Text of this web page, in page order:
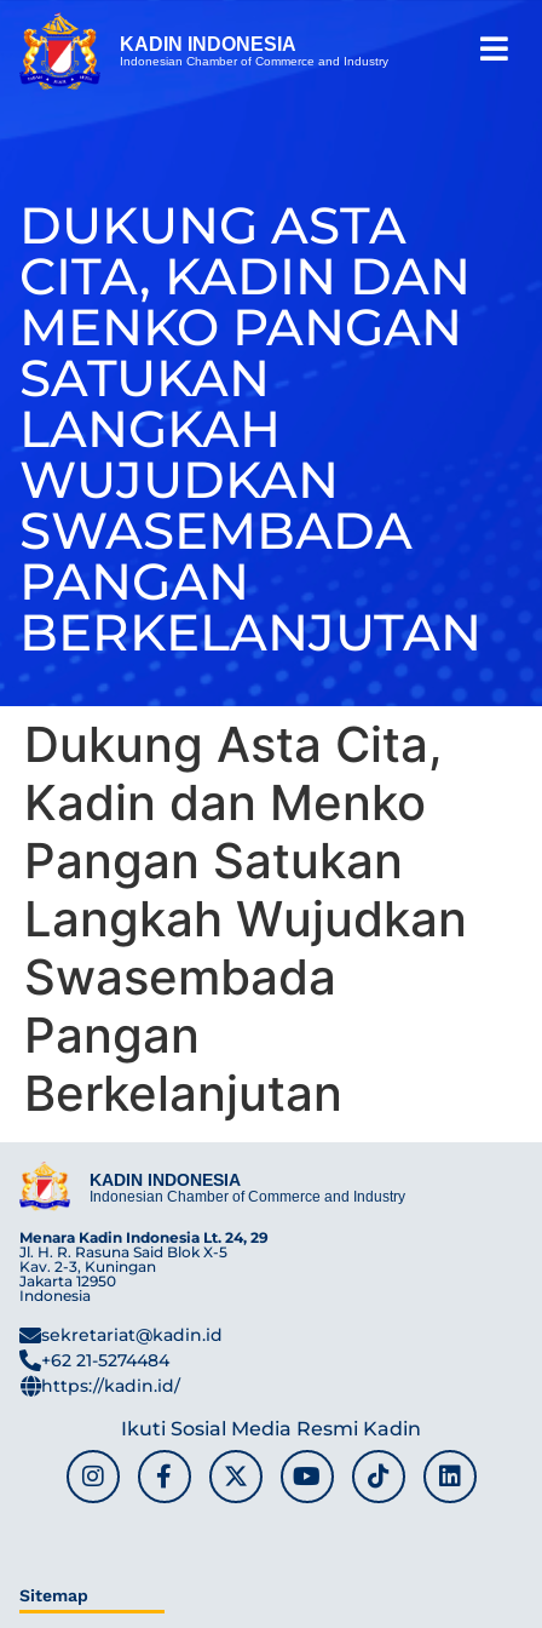
KADIN INDONESIA
Indonesian Chamber of Commerce and Industry
DUKUNG ASTA
CITA, KADIN DAN
MENKO PANGAN
SATUKAN
LANGKAH
WUJUDKAN
SWASEMBADA
PANGAN
BERKELANJUTAN
Dukung Asta Cita,
Kadin dan Menko
Pangan Satukan
Langkah Wujudkan
Swasembada
Pangan
Berkelanjutan
KADIN INDONESIA
Indonesian Chamber of Commerce and Industry
Menara Kadin Indonesia Lt. 24, 29
Jl. H. R. Rasuna Said Blok X-5
Kav. 2-3, Kuningan
Jakarta 12950
Indonesia
sekretariat@kadin.id
+62 21-5274484
https://kadin.id/
Ikuti Sosial Media Resmi Kadin
Sitemap